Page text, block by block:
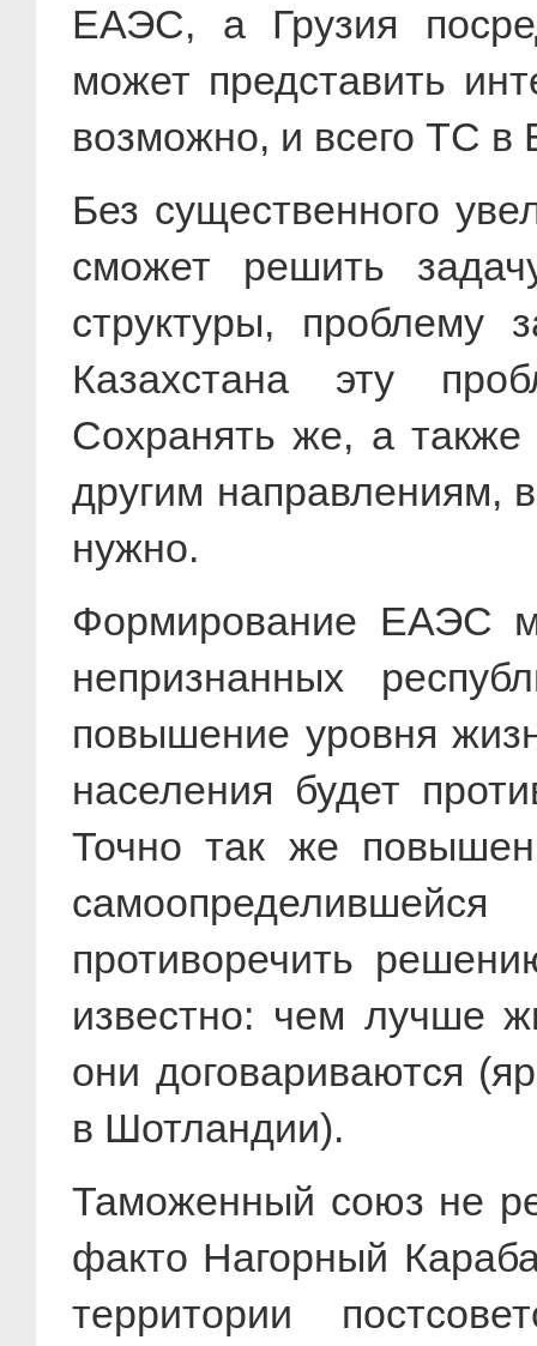
ЕАЭС, а Грузия
может представить
возможно, и всего ТС
Без существенного
сможет решить
структуры, проблему
Казахстана эту
Сохранять же, а также
другим направлениям,
нужно.
Формирование ЕАЭС
непризнанных
повышение уровня
населения будет
Точно так же
противоречить
известно: чем лучше
они договариваются
в Шотландии).
Таможенный союз не
факто Нагорный
территории